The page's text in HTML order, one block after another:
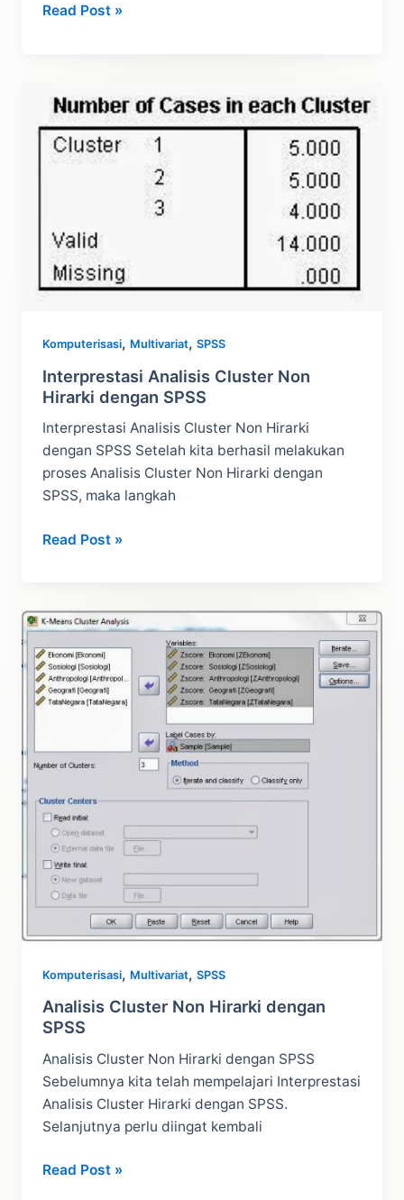
Analisis
Read Post »
Komputerisasi, Multivariat,SPSS
Interprestasi Analisis Cluster Non
Hirarki dengan SPSS
Interprestasi Analisis Cluster Non Hirarki
dengan SPSS Setelah kita berhasil melakukan
proses Analisis Cluster Non Hirarki dengan
SPSS, maka langkah
Interprestasi
Hirarki
dengan
SPSS
Read Post »
Komputerisasi, Multivariat,SPSS
Analisis Cluster Non Hirarki dengan
SPSS
Analisis Cluster Non Hirarki dengan SPSS
Sebelumnya kita telah mempelajari Interprestasi
Analisis Cluster Hirarki dengan SPSS.
Selanjutnya perlu diingat kembali
Analisis
Read Post »